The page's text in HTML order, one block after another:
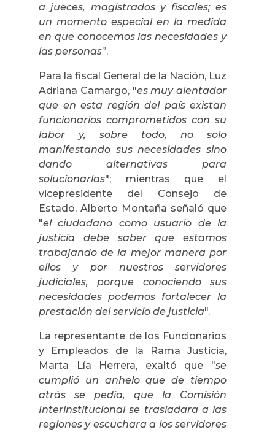
a jueces, magistrados y fiscales; es
un momento especial en la medida
en que conocemos las necesidades y
las personas”.
Para la fiscal General de la Nación, Luz
Adriana Camargo, "es muy alentador
que en esta región del país existan
funcionarios comprometidos con su
labor y, sobre todo, no solo
manifestando sus necesidades sino
dando alternativas para
solucionarlas"; mientras que el
vicepresidente del Consejo de
Estado, Alberto Montaña señaló que
"el ciudadano como usuario de la
justicia debe saber que estamos
trabajando de la mejor manera por
ellos y por nuestros servidores
judiciales, porque conociendo sus
necesidades podemos fortalecer la
prestación del servicio de justicia".
La representante de los Funcionarios
y Empleados de la Rama Justicia,
Marta Lía Herrera, exaltó que "se
cumplió un anhelo que de tiempo
atrás se pedía, que la Comisión
Interinstitucional se trasladara a las
regiones y escuchara a los servidores